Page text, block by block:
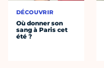
DÉCOUVRIR
Où donner son
sang à Paris cet
été ?